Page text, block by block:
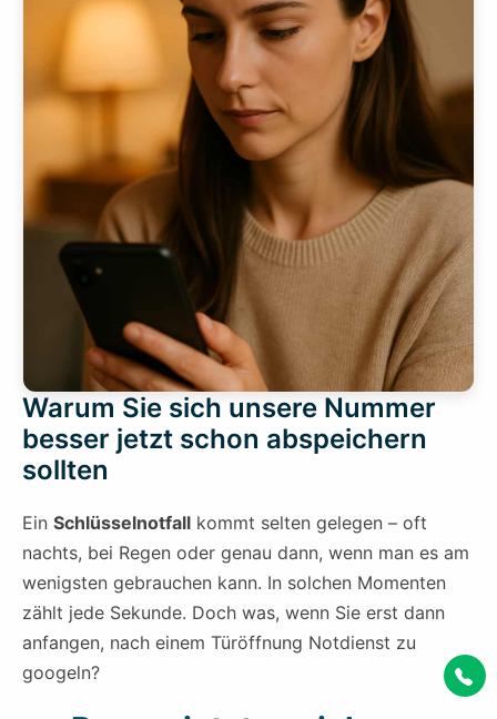
Warum Sie sich unsere Nummer
besser jetzt schon abspeichern
sollten
Ein Schlüsselnotfall kommt selten gelegen – oft
nachts, bei Regen oder genau dann, wenn man es am
wenigsten gebrauchen kann. In solchen Momenten
zählt jede Sekunde. Doch was, wenn Sie erst dann
anfangen, nach einem Türöffnung Notdienst zu
googeln?